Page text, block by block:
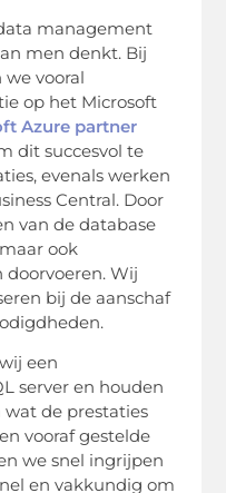
management
men denkt. Bij
we vooral
op het Microsoft
Azure partner
dit succesvol te
evenals werken
Central. Door
van de database
ook
Wij
bij de aanschaf
een
server en houden
de prestaties
vooraf gestelde
we snel ingrijpen
en vakkundig om